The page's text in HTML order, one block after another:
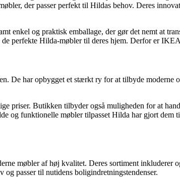
der passer perfekt til Hildas behov. Deres
enkel og praktisk emballage, der gør det nemt at
perfekte Hilda-møbler til deres hjem. Derfor er
De har opbygget et stærkt ry for at tilbyde
priser. Butikken tilbyder også muligheden for at
og funktionelle møbler tilpasset Hilda har gjort
møbler af høj kvalitet. Deres sortiment inkluderer
passer til nutidens boligindretningstendenser.